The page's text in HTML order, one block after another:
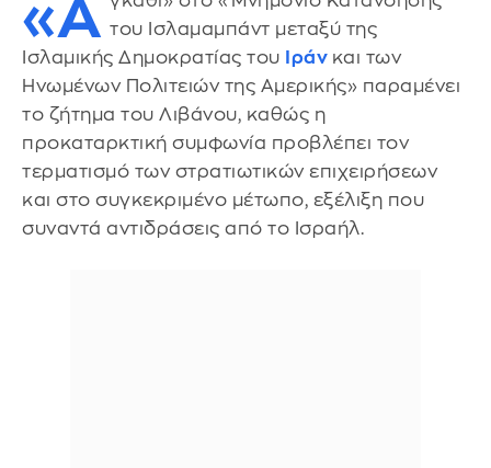
«Α του Ισλαμαμπάντ μεταξύ της
Ισλαμικής Δημοκρατίας του
Ιράν και των
Ηνωμένων Πολιτειών της Αμερικής» παραμένει
το ζήτημα του Λιβάνου, καθώς η
προκαταρκτική συμφωνία προβλέπει τον
τερματισμό των στρατιωτικών επιχειρήσεων
και στο συγκεκριμένο μέτωπο, εξέλιξη που
συναντά αντιδράσεις από το Ισραήλ.